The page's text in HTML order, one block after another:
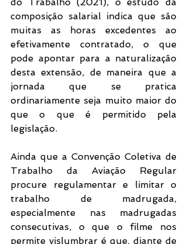
composição salarial indica que são
muitas as horas excedentes ao
efetivamente contratado, o que
pode apontar para a naturalização
desta extensão, de maneira que a
jornada que se pratica
ordinariamente seja muito maior do
que o que é permitido pela
legislação.
Ainda que a Convenção Coletiva de
Trabalho da Aviação Regular
procure regulamentar e limitar o
trabalho de madrugada,
especialmente nas madrugadas
consecutivas, o que o filme nos
permite vislumbrar é que, diante de